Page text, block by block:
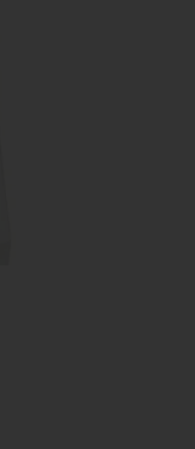
С ДРАПИРОВКОЙ НА